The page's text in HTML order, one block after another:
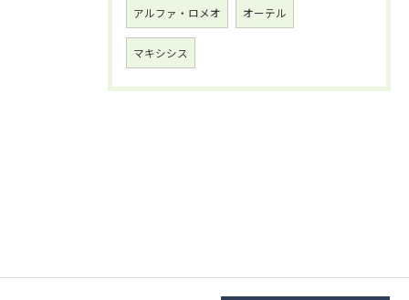
アルファ・ロメオ オーテル
マキシシス